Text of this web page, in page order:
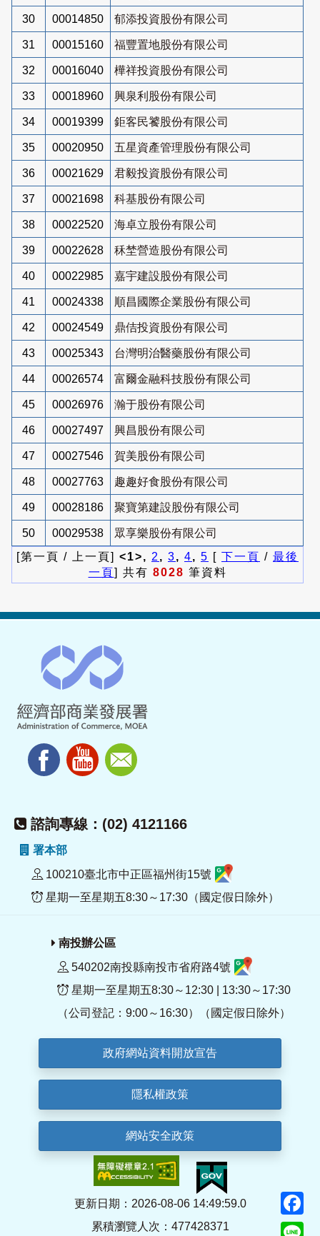
30 00014850 郁添投資股份有限公司
31 00015160 福豐置地股份有限公司
32 00016040 樺祥投資股份有限公司
33 00018960 興泉利股份有限公司
34 00019399 鉅客民饕股份有限公司
35 00020950 五星資產管理股份有限公司
36 00021629 君毅投資股份有限公司
37 00021698 科基股份有限公司
38 00022520 海卓立股份有限公司
39 00022628 秝埜營造股份有限公司
40 00022985 嘉宇建設股份有限公司
41 00024338 順昌國際企業股份有限公司
42 00024549 鼎佶投資股份有限公司
43 00025343 台灣明治醫藥股份有限公司
44 00026574 富爾金融科技股份有限公司
45 00026976 瀚于股份有限公司
46 00027497 興昌股份有限公司
47 00027546 賀美股份有限公司
48 00027763 趣趣好食股份有限公司
49 00028186 聚寶第建設股份有限公司
50 00029538
眾享樂股份有限公司
[第一頁 / 上一頁] <1>, 2 , 3, 4, 5 [ 下一頁 / 最後
一頁] 共有 8028 筆資料
諮詢專線：(02) 4121166
署本部
100210臺北市中正區福州街15號
星期一至星期五8:30～17:30（國定假日除外）
南投辦公區
540202南投縣南投市省府路4號
星期一至星期五8:30～12:30 | 13:30～17:30
（公司登記：9:00～16:30）（國定假日除外）
政府網站資料開放宣告
隱私權政策
網站安全政策
更新日期：2026-08-06 14:49:59.0
累積瀏覽人次：477428371